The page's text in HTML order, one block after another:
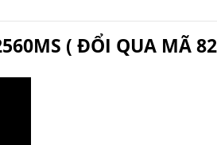
( ĐỔI QUA MÃ